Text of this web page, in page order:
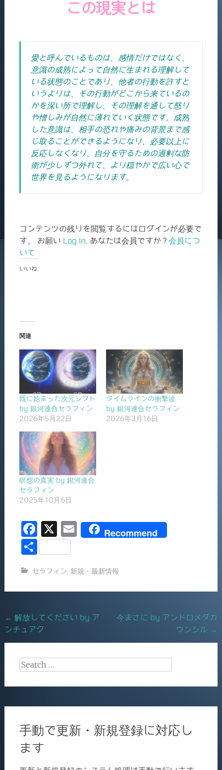
この現実とは
愛と呼んでいるものは、感情だけではなく、
意識の成熟によって自然に生まれる理解して
いる状態のことであり、他者の行動を許すと
いうよりは、その行動がどこから来ているの
かを深い所で理解し、その理解を通して怒り
や憎しみが自然に薄れていく状態です。成熟
した意識は、相手の恐れや痛みの背景まで感
じ取ることができるようになり、必要以上に
反応しなくなり、自分を守るための過剰な防
衛が少しずつ外れて、より穏やかで広い心で
世界を見るようになります。
コンテンツの残りを閲覧するにはログインが必要で
す。 お願い Log In . あなたは会員ですか ? 会員につ
いて
いいね:
関連
既に始まった次元シフト
by 銀河連合セラフィン
2026年5月22日
タイムラインの衝撃波
by 銀河連合セラフィン
2026年3月16日
瞑想の真実 by 銀河連合
セラフィン
2025年10月6日
F
a
e
b
o
k
X
E
l
Recommend
共
セラフィン 新規・最新情報
Post
navigation
← 解放してください by ア
ンチュアク
今まさに by アンドロメダカ
ウンシル →
Search
手動で更新・新規登録に対応し
ます